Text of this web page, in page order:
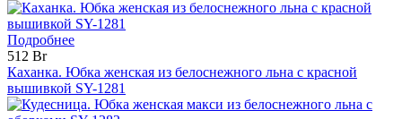
Подробнее
512 Br
Каханка. Юбка женская из белоснежного льна с красной
вышивкой SY-1281